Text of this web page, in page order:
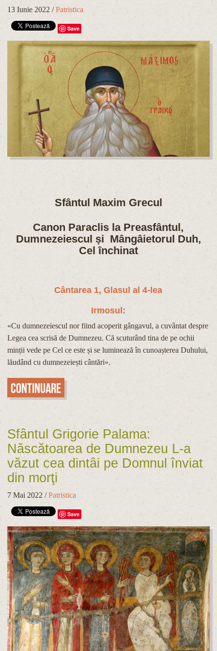
13 Iunie 2022 /Patristica
Save
Sfântul Maxim Grecul
Canon Paraclis la Preasfântul,
Dumnezeiescul și Mângâietorul Duh,
Cel închinat
Cântarea 1, Glasul al 4-lea
Irmosul:
«Cu dumnezeiescul nor fiind acoperit gângavul, a cuvântat despre
Legea cea scrisă de Dumnezeu. Că scuturând tina de pe ochii
minții vede pe Cel ce este și se luminează în cunoașterea Duhului,
lăudând cu dumnezeiești cântări».
Continuare
Sfântul Grigorie Palama:
Născătoarea de Dumnezeu L-a
văzut cea dintâi pe Domnul înviat
din morţi
7 Mai 2022 /Patristica
Save